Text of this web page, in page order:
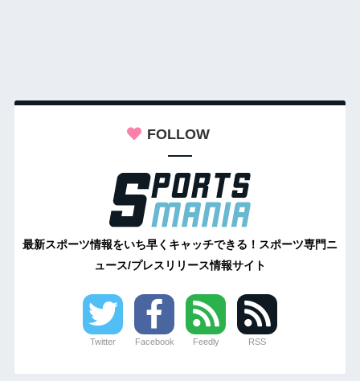
FOLLOW
最新スポーツ情報をいち早くキャッチできる！スポーツ専門ニ
ュース/プレスリリース情報サイト
Twitter Facebook Feedly RSS